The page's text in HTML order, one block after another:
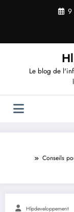
9
Le blog de
Conseils
Hlpdeveloppement